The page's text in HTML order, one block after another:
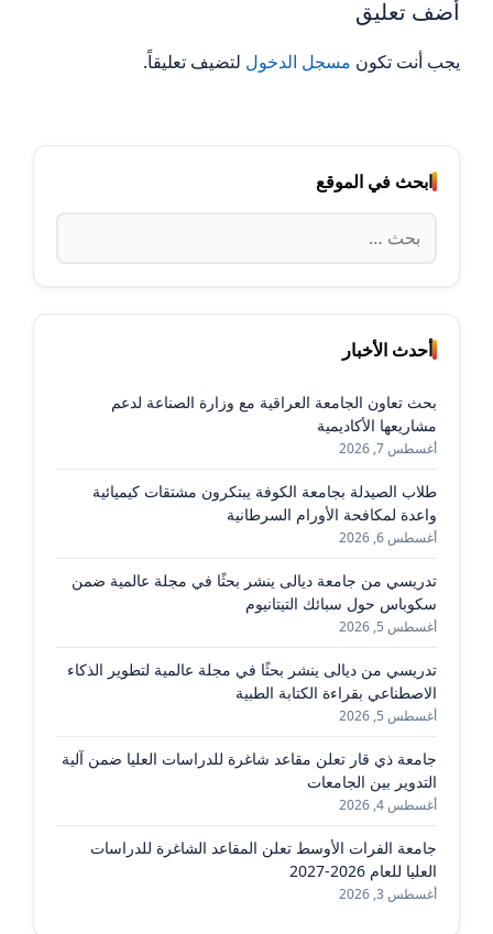
أضف تعليق
يجب أنت تكون مسجل الدخول لتضيف تعليقاً.
ابحث في الموقع
البحث
عن:
أحدث الأخبار
بحث تعاون الجامعة العراقية مع وزارة الصناعة لدعم
مشاريعها الأكاديمية
أغسطس 7, 2026
طلاب الصيدلة بجامعة الكوفة يبتكرون مشتقات كيميائية
واعدة لمكافحة الأورام السرطانية
أغسطس 6, 2026
تدريسي من جامعة ديالى ينشر بحثًا في مجلة عالمية ضمن
سكوباس حول سبائك التيتانيوم
أغسطس 5, 2026
تدريسي من ديالى ينشر بحثًا في مجلة عالمية لتطوير الذكاء
الاصطناعي بقراءة الكتابة الطبية
أغسطس 5, 2026
جامعة ذي قار تعلن مقاعد شاغرة للدراسات العليا ضمن آلية
التدوير بين الجامعات
أغسطس 4, 2026
جامعة الفرات الأوسط تعلن المقاعد الشاغرة للدراسات
العليا للعام 2026-2027
أغسطس 3, 2026